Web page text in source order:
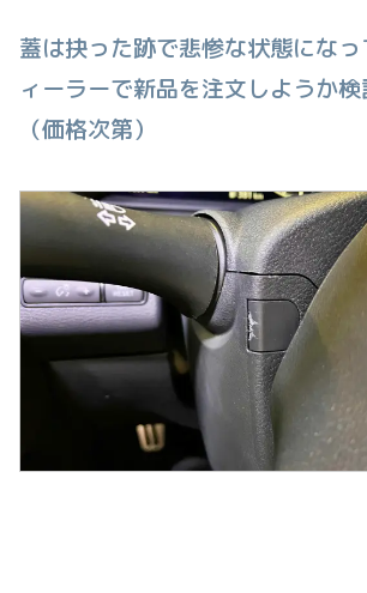
蓋は抉った跡で悲惨な状態にな
ィーラーで新品を注文しようか検
（価格次第）